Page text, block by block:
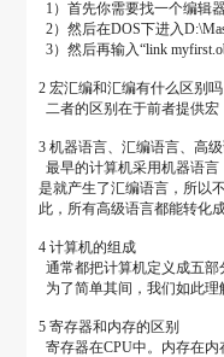
1）首先你需要找一个编辑
2）然后在DOS下进入
3）然后再输入“link
2 宏汇编和汇编有什么区别吗
二者的区别在于前者提供宏
3 机器语言、汇编语言、高
最早的计算机采用机器语
是就产生了汇编语言，所以
此，所有高级语言都能转化
4 计算机的组成
通常都把计算机定义成五部
为了简单其间，我们如此
5 寄存器和内存的区别
寄存器在CPU中。内存在